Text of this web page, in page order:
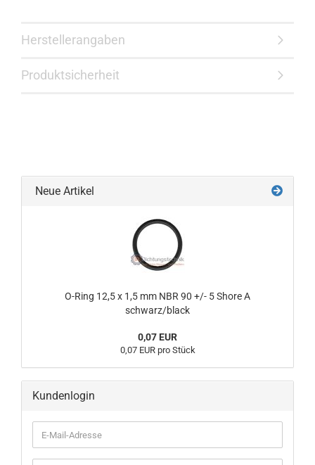
Herstellerangaben
Produktsicherheit
Neue Artikel
O-Ring 12,5 x 1,5 mm NBR 90 +/- 5 Shore A
schwarz/black
0,07 EUR
0,07 EUR pro Stück
Kundenlogin
E-
Mail-
Adresse